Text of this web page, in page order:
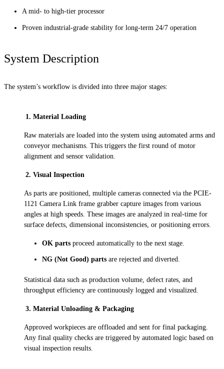
A mid- to high-tier processor
Proven industrial-grade stability for long-term 24/7 operation
System Description
The system’s workflow is divided into three major stages:
Material Loading
Raw materials are loaded into the system using automated arms and
conveyor mechanisms. This triggers the first round of motor
alignment and sensor validation.
Visual Inspection
As parts are positioned, multiple cameras connected via the PCIE-
1121 Camera Link frame grabber capture images from various
angles at high speeds. These images are analyzed in real-time for
surface defects, dimensional inconsistencies, or positioning errors.
OK parts proceed automatically to the next stage.
NG (Not Good) parts are rejected and diverted.
Statistical data such as production volume, defect rates, and
throughput efficiency are continuously logged and visualized.
Material Unloading & Packaging
Approved workpieces are offloaded and sent for final packaging.
Any final quality checks are triggered by automated logic based on
visual inspection results.